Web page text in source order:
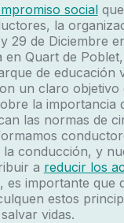
socialque
la
29 de Diciembre
en Quart de
de educación
un claro
la importancia
las normas de
la conducción, y
a reducir los
es importante que
estos
vidas.